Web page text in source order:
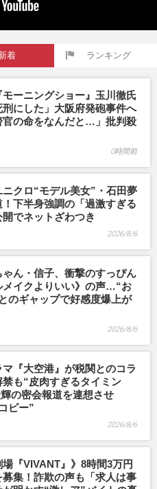
着 ランキング
モーニングショー』玉川徹氏
刑にした」大阪府発砲事件へ
官の命をなんだと…」批判殺
0時間前
クロ“モデル美女”・石田夢
下半身強調の「過激すぎる
でネットざわつき
2026/8/6
ゃん・信子、衝撃のすっぴん
メイクよりいい》の声…“お
のギャップで好感度爆上が
2026/8/6
『大空港』が税関とのコラ
も“皮肉すぎるタイミン
の密会報道を連想させ
ピー”
2026/8/6
場『VIVANT』》8時間3万円
集！詐欺の声も「求人は事